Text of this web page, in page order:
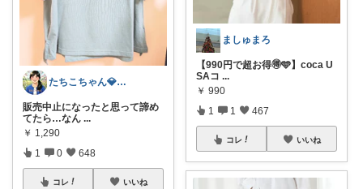
たちこちゃん💎🐢 月始めはオリ写中心
​販売中止になったと思って諦め
てたら…なん ...
￥ 1,290
1 0 648
コレ いいね
ましゅまろ
【990円で超お得🉐🩵】coca U
SAコ ...
￥ 990
1 1 467
コレ いいね